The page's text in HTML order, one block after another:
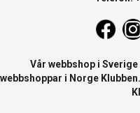
Vår webbshop i Sverige
webbshoppar i Norge